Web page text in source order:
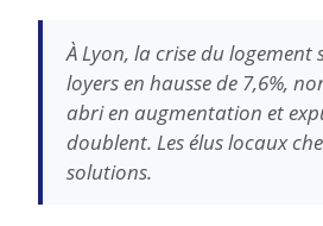
À Lyon, la crise du logement
loyers en hausse de 7,6%,
abri en augmentation et
doublent. Les élus locaux
solutions.